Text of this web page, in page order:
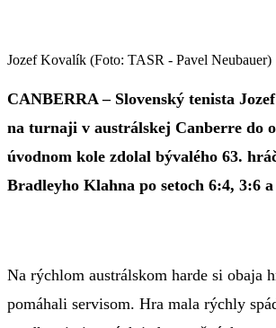
Jozef Kovalík (Foto: TASR - Pavel Neubauer)
CANBERRA – Slovenský tenista
na turnaji v austrálskej Canberre do
úvodnom kole zdolal bývalého 63.
Bradleyho Klahna po setoch 6:4, 3:6
Na rýchlom austrálskom harde si obaja
pomáhali servisom. Hra mala rýchly